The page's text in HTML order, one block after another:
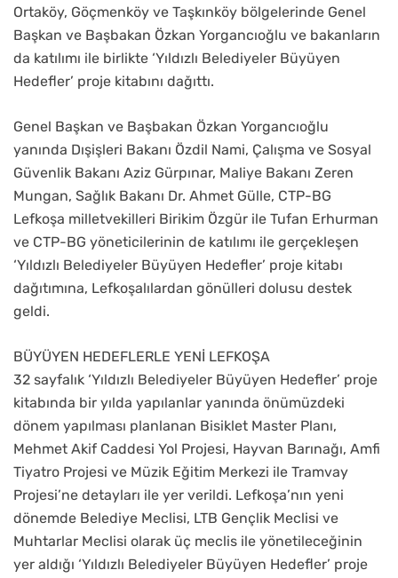
Ortaköy, Göçmenköy ve Taşkınköy bölgelerinde Genel
Başkan ve Başbakan Özkan Yorgancıoğlu ve bakanların
da katılımı ile birlikte ‘Yıldızlı Belediyeler Büyüyen
Hedefler’ proje kitabını dağıttı.
Genel Başkan ve Başbakan Özkan Yorgancıoğlu
yanında Dışişleri Bakanı Özdil Nami, Çalışma ve Sosyal
Güvenlik Bakanı Aziz Gürpınar, Maliye Bakanı Zeren
Mungan, Sağlık Bakanı Dr. Ahmet Gülle, CTP-BG
Lefkoşa milletvekilleri Birikim Özgür ile Tufan Erhurman
ve CTP-BG yöneticilerinin de katılımı ile gerçekleşen
‘Yıldızlı Belediyeler Büyüyen Hedefler’ proje kitabı
dağıtımına, Lefkoşalılardan gönülleri dolusu destek
geldi.
BÜYÜYEN HEDEFLERLE YENİ LEFKOŞA
32 sayfalık ‘Yıldızlı Belediyeler Büyüyen Hedefler’ proje
kitabında bir yılda yapılanlar yanında önümüzdeki
dönem yapılması planlanan Bisiklet Master Planı,
Mehmet Akif Caddesi Yol Projesi, Hayvan Barınağı, Amfi
Tiyatro Projesi ve Müzik Eğitim Merkezi ile Tramvay
Projesi’ne detayları ile yer verildi. Lefkoşa’nın yeni
dönemde Belediye Meclisi, LTB Gençlik Meclisi ve
Muhtarlar Meclisi olarak üç meclis ile yönetileceğinin
yer aldığı ‘Yıldızlı Belediyeler Büyüyen Hedefler’ proje